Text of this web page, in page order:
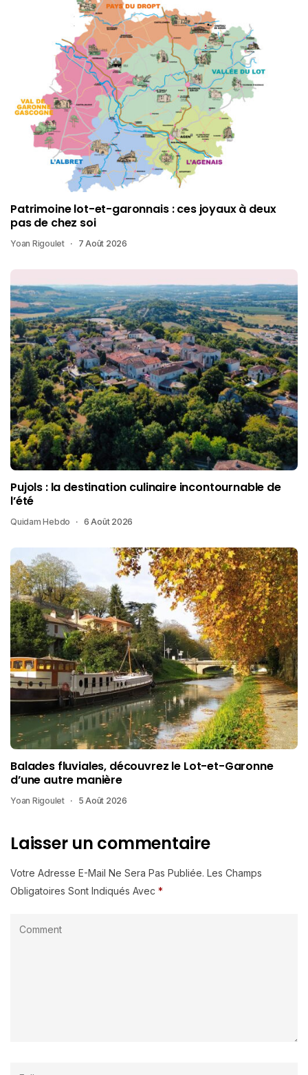
Patrimoine lot-et-garonnais : ces joyaux à deux
pas de chez soi
Yoan Rigoulet 7 Août 2026
Pujols : la destination culinaire incontournable de
l’été
Quidam Hebdo 6 Août 2026
Balades fluviales, découvrez le Lot-et-Garonne
d’une autre manière
Yoan Rigoulet 5 Août 2026
Laisser un commentaire
Votre Adresse E-Mail Ne Sera Pas Publiée. Les Champs
Obligatoires Sont Indiqués Avec *